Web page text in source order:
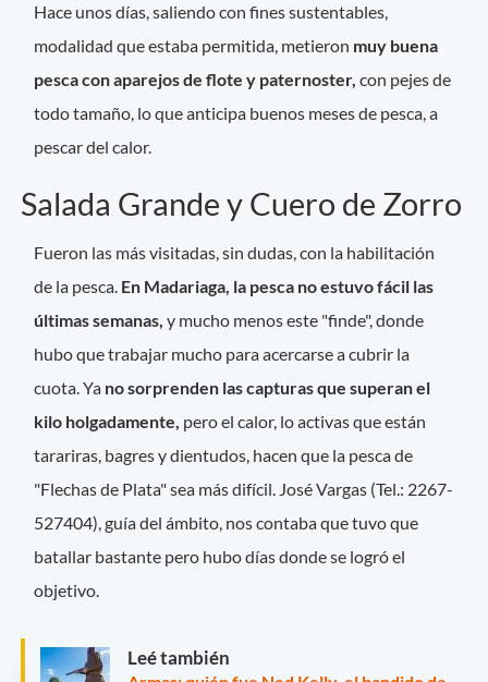
Hace unos días, saliendo con fines sustentables,
modalidad que estaba permitida, metieron muy buena
pesca con aparejos de flote y paternoster,con pejes de
todo tamaño, lo que anticipa buenos meses de pesca, a
pescar del calor.
Salada Grande y Cuero de Zorro
Fueron las más visitadas, sin dudas, con la habilitación
de la pesca. En Madariaga, la pesca no estuvo fácil las
últimas semanas,y mucho menos este "finde", donde
hubo que trabajar mucho para acercarse a cubrir la
cuota. Ya no sorprenden las capturas que superan el
kilo holgadamente, pero el calor, lo activas que están
tarariras, bagres y dientudos, hacen que la pesca de
"Flechas de Plata" sea más difícil. José Vargas (Tel.: 2267-
527404), guía del ámbito, nos contaba que tuvo que
batallar bastante pero hubo días donde se logró el
objetivo.
Leé también